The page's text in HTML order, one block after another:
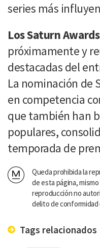
series más
Los Saturn
próximamente y
destacadas del
La nominación de
en competencia
que también han
populares,
temporada de
Queda prohibida la
de esta página,
reproducción no
delito de conformidad
Tags relacionados